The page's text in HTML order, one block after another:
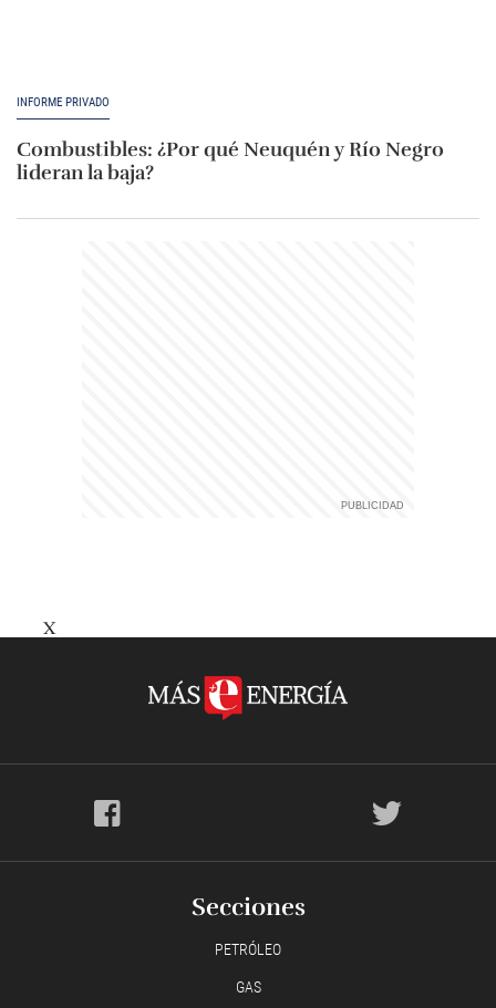
INFORME PRIVADO
Combustibles: ¿Por qué Neuquén y Río Negro
lideran la baja?
X
Secciones
PETRÓLEO
GAS